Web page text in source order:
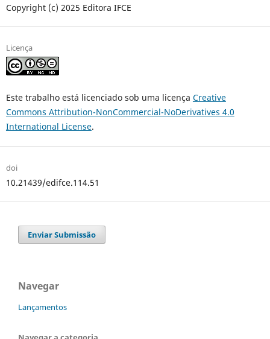
Copyright (c) 2025 Editora IFCE
Licença
Este trabalho está licenciado sob uma licença Creative
Commons Attribution-NonCommercial-NoDerivatives 4.0
International License.
doi
10.21439/edifce.114.51
Enviar Submissão
Navegar
Lançamentos